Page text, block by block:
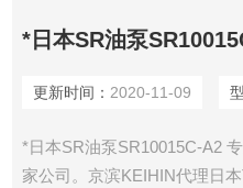
*日本SR油泵
更新时间： 2020-11-09
*日本SR油泵SR10015C-A2
家公司。京滨KEIHIN代理日